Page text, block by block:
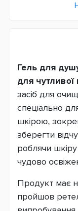
Гель для
для
засіб для
спеціально
шкірою,
зберегти
роблячи
чудово
Продукт має
пройшов